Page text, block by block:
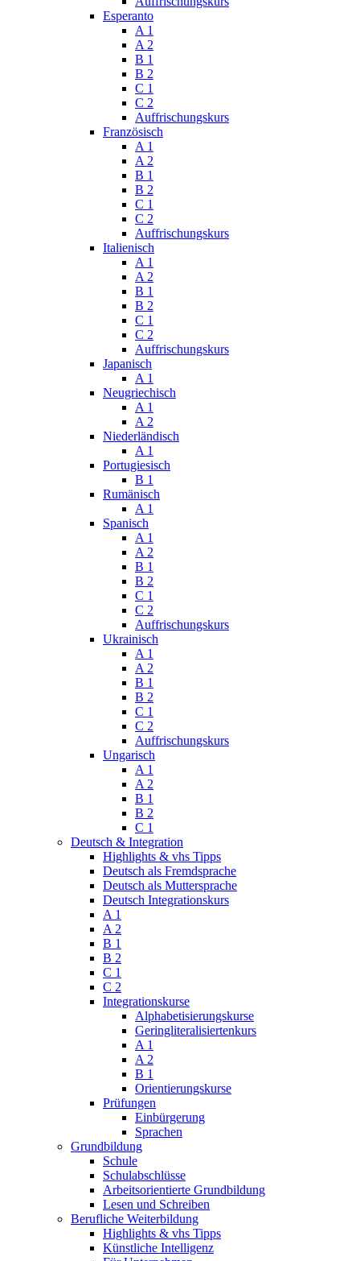
Esperanto
A 1
A 2
B 1
B 2
C 1
C 2
Auffrischungskurs
Französisch
A 1
A 2
B 1
B 2
C 1
C 2
Auffrischungskurs
Italienisch
A 1
A 2
B 1
B 2
C 1
C 2
Auffrischungskurs
Japanisch
A 1
Neugriechisch
A 1
A 2
Niederländisch
A 1
Portugiesisch
B 1
Rumänisch
A 1
Spanisch
A 1
A 2
B 1
B 2
C 1
C 2
Auffrischungskurs
Ukrainisch
A 1
A 2
B 1
B 2
C 1
C 2
Auffrischungskurs
Ungarisch
A 1
A 2
B 1
B 2
C 1
Deutsch & Integration
Highlights & vhs Tipps
Deutsch als Fremdsprache
Deutsch als Muttersprache
Deutsch Integrationskurs
A 1
A 2
B 1
B 2
C 1
C 2
Integrationskurse
Alphabetisierungskurse
Geringliteralisiertenkurs
A 1
A 2
B 1
Orientierungskurse
Prüfungen
Einbürgerung
Sprachen
Grundbildung
Schule
Schulabschlüsse
Arbeitsorientierte Grundbildung
Lesen und Schreiben
Berufliche Weiterbildung
Highlights & vhs Tipps
Künstliche Intelligenz